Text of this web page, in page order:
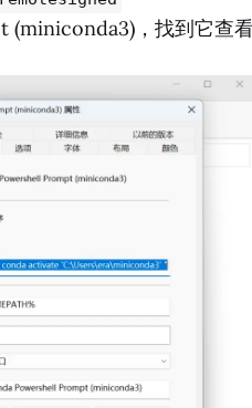
(miniconda3)，找到它查